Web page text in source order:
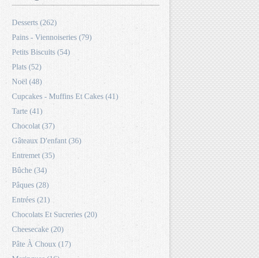
Desserts (262)
Pains - Viennoiseries (79)
Petits Biscuits (54)
Plats (52)
Noël (48)
Cupcakes - Muffins Et Cakes (41)
Tarte (41)
Chocolat (37)
Gâteaux D'enfant (36)
Entremet (35)
Bûche (34)
Pâques (28)
Entrées (21)
Chocolats Et Sucreries (20)
Cheesecake (20)
Pâte À Choux (17)